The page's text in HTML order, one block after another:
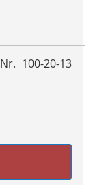
100-20-13